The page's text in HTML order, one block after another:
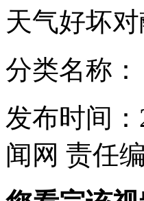
温家宝：这些年 过得
山西运城恶犬咬伤多人
女孩北京地铁殴打老
无痛分娩是否安全 医
天气好坏
分类名称：
发布时间：
闻网 责任